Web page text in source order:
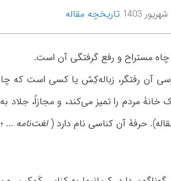
تاریخچه مقاله
مستراح و رفع گرفتگی آن است.
آن رفتگر، زباله‌کِش یا کسی است که
مردم را تمیز می‌کند، و مجازاً، جلاد
لغت‌نامه ...